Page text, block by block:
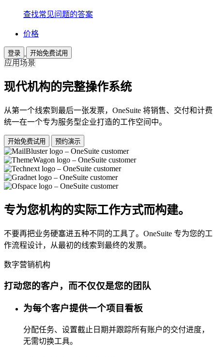
查找常见问题的答案
价格
登录 开始免费试用
应用场景
现代机构的完整操作系统
从第一个线索到最后一张发票，OneSuite 将销售、交付和计费
统一在一个专为服务型企业打造的工作空间中。
开始免费试用 预约演示
专为您机构的实际工作方式而构建。
不要再把业务硬塞进五种不同的工具了。OneSuite 专为您的工
作流程设计，从最初的线索到最终的发票。
数字营销机构
打动您的客户，而不仅仅是您的团队
为每个客户提供一个项目看板
分配任务、设置截止日期并跟踪所有账户的交付进度，
无需切换工具。